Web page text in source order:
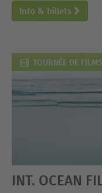
Info & billets
TOURNÉE DE FILMS
INT. OCEAN